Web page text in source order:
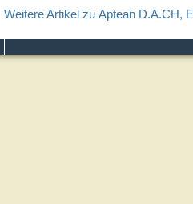
Weitere Artikel zu Aptean D.A.CH,